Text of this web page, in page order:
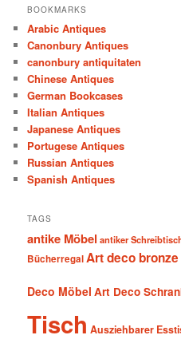
BOOKMARKS
Arabic Antiques
Canonbury Antiques
canonbury antiquitaten
Chinese Antiques
German Bookcases
Italian Antiques
Japanese Antiques
Portugese Antiques
Russian Antiques
Spanish Antiques
TAGS
antike Möbel antiker
BücherregalArt deco bronze
Deco Möbel Art Deco
Tisch Ausziehbarer